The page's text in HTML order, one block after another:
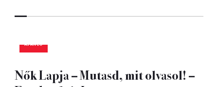
AJÁNLÓ
Nők Lapja – Mutasd, mit olvasol! –